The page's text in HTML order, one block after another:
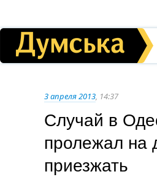
3 апреля 2013, 14:37
Случай в
пролежал на
приезжать